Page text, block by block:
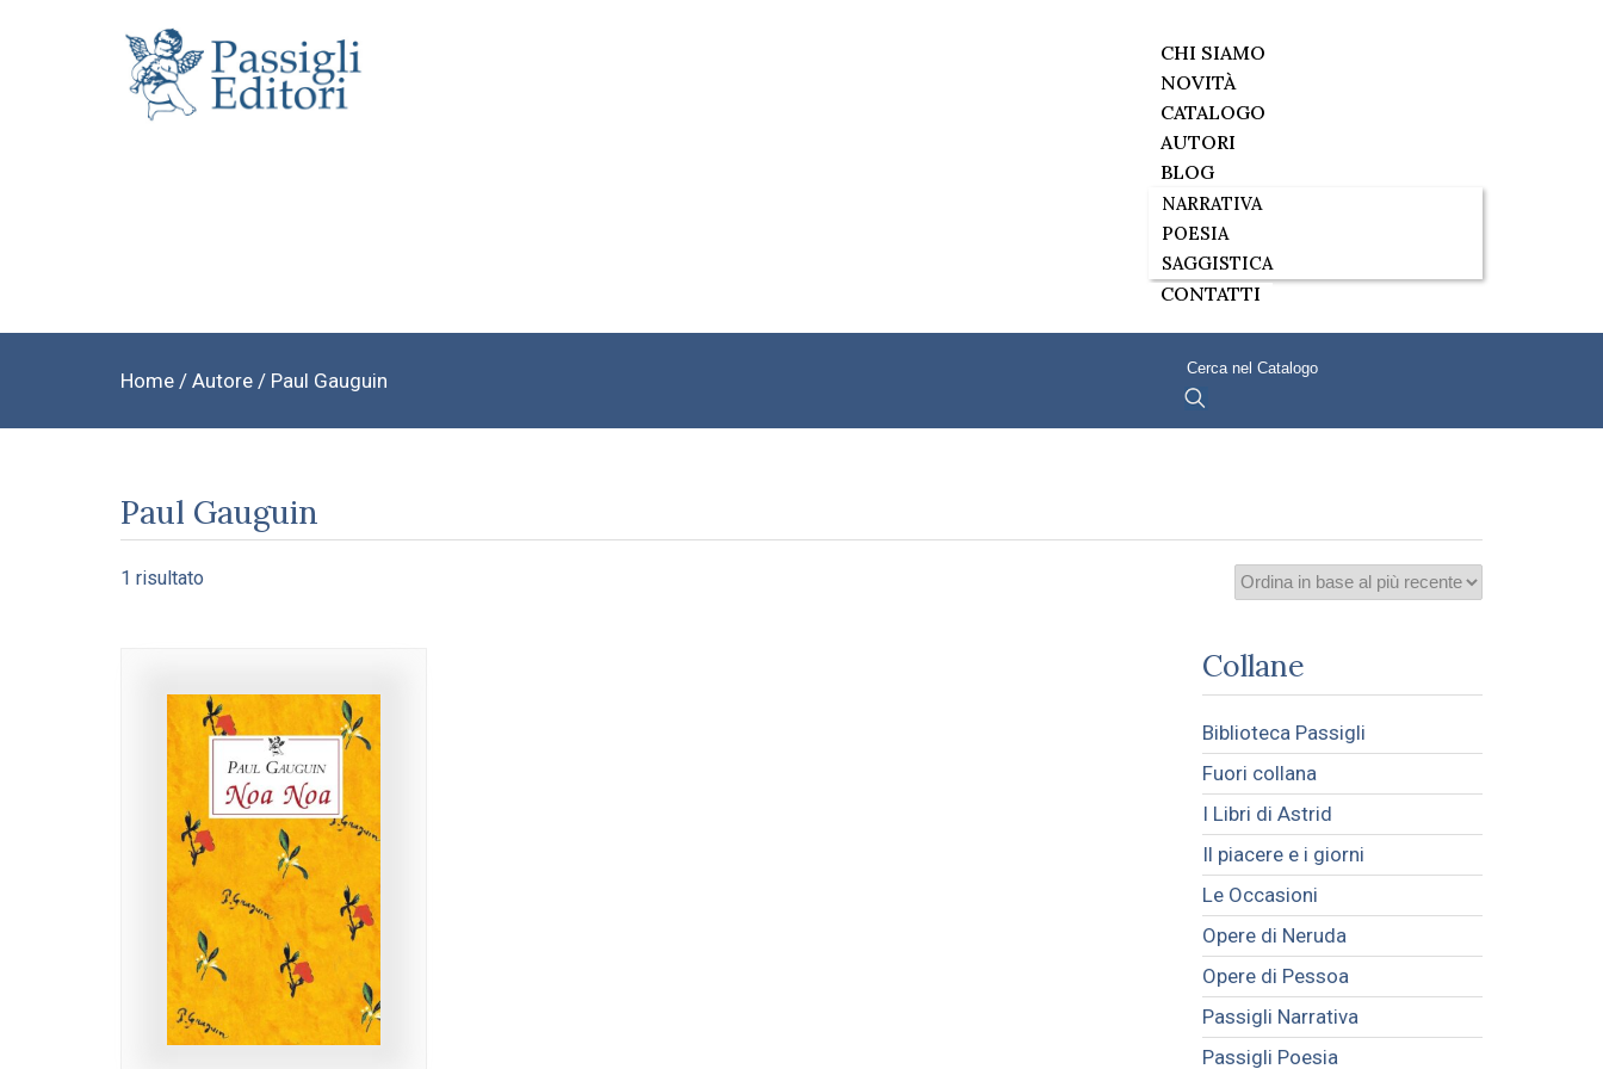
CHI SIAMO
NOVITÀ
CATALOGO
AUTORI
BLOG
NARRATIVA
POESIA
SAGGISTICA
CONTATTI
Home/ Autore / Paul Gauguin
Paul Gauguin
1 risultato
Collane
Biblioteca Passigli
Fuori collana
I Libri di Astrid
Il piacere e i giorni
Le Occasioni
Opere di Neruda
Opere di Pessoa
Passigli Narrativa
Passigli Poesia